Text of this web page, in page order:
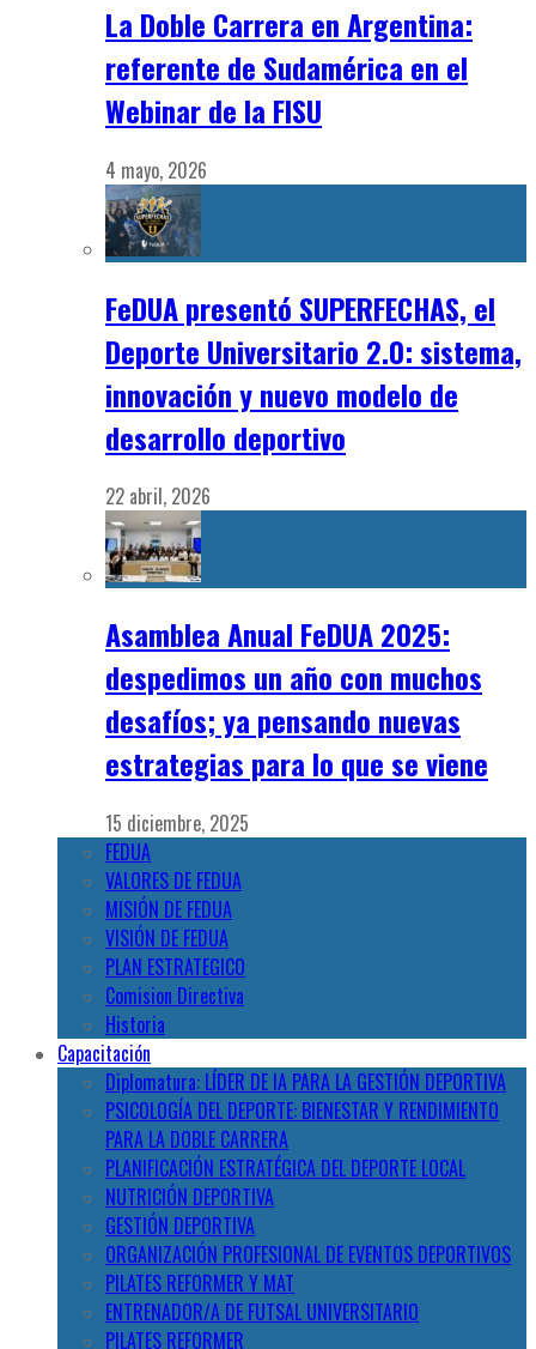
La Doble Carrera en Argentina:
referente de Sudamérica en el
Webinar de la FISU
4 mayo, 2026
FeDUA presentó SUPERFECHAS, el
Deporte Universitario 2.0: sistema,
innovación y nuevo modelo de
desarrollo deportivo
22 abril, 2026
Asamblea Anual FeDUA 2025:
despedimos un año con muchos
desafíos; ya pensando nuevas
estrategias para lo que se viene
15 diciembre, 2025
FEDUA
VALORES DE FEDUA
MISIÓN DE FEDUA
VISIÓN DE FEDUA
PLAN ESTRATEGICO
Comision Directiva
Historia
Capacitación
Diplomatura: LÍDER DE IA PARA LA GESTIÓN DEPORTIVA
PSICOLOGÍA DEL DEPORTE: BIENESTAR Y RENDIMIENTO
PARA LA DOBLE CARRERA
PLANIFICACIÓN ESTRATÉGICA DEL DEPORTE LOCAL
NUTRICIÓN DEPORTIVA
GESTIÓN DEPORTIVA
ORGANIZACIÓN PROFESIONAL DE EVENTOS DEPORTIVOS
PILATES REFORMER Y MAT
ENTRENADOR/A DE FUTSAL UNIVERSITARIO
PILATES REFORMER